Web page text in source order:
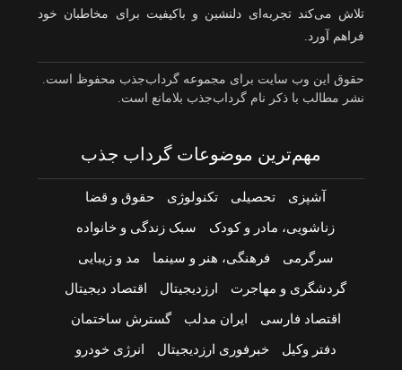
تلاش می‌کند تجربه‌ای دلنشین و باکیفیت برای مخاطبان خود
فراهم آورد.
حقوق این وب سایت برای مجموعه گرداب‌جذب محفوظ است.
نشر مطالب با ذکر نام گرداب‌جذب بلامانع است.
مهم‌ترین موضوعات گرداب جذب
آشپزی تحصیلی تکنولوژی حقوق و قضا
زناشویی، مادر و کودک سبک زندگی و خانواده
سرگرمی فرهنگی، هنر و سینما مد و زیبایی
گردشگری و مهاجرت ارزدیجیتال اقتصاد دیجیتال
اقتصاد فارسی ایران مدلب گسترش ساختمان
دفتر وکیل خبرفوری ارزدیجیتال انرژی خودرو